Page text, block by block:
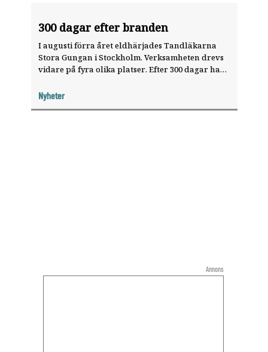
300 dagar efter branden
I augusti förra året eldhärjades Tandläkarna
Stora Gungan i Stockholm. Verksamheten drevs
vidare på fyra olika ­platser. ­Efter 300 dagar har
lokalerna.
Nyheter
Annons